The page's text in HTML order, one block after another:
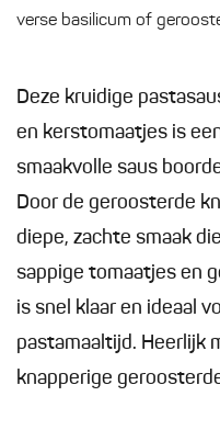
verse basilicum of
Deze kruidige
en kerstomaatjes is
smaakvolle saus
Door de geroosterde
diepe, zachte smaak
sappige tomaatjes en
is snel klaar en ideaal
pastamaaltijd. Heerlijk
knapperige